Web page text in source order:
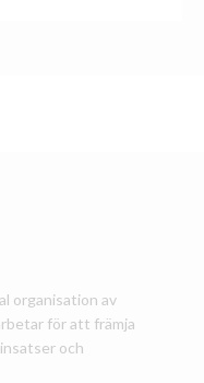
organisation av
för att främja
och